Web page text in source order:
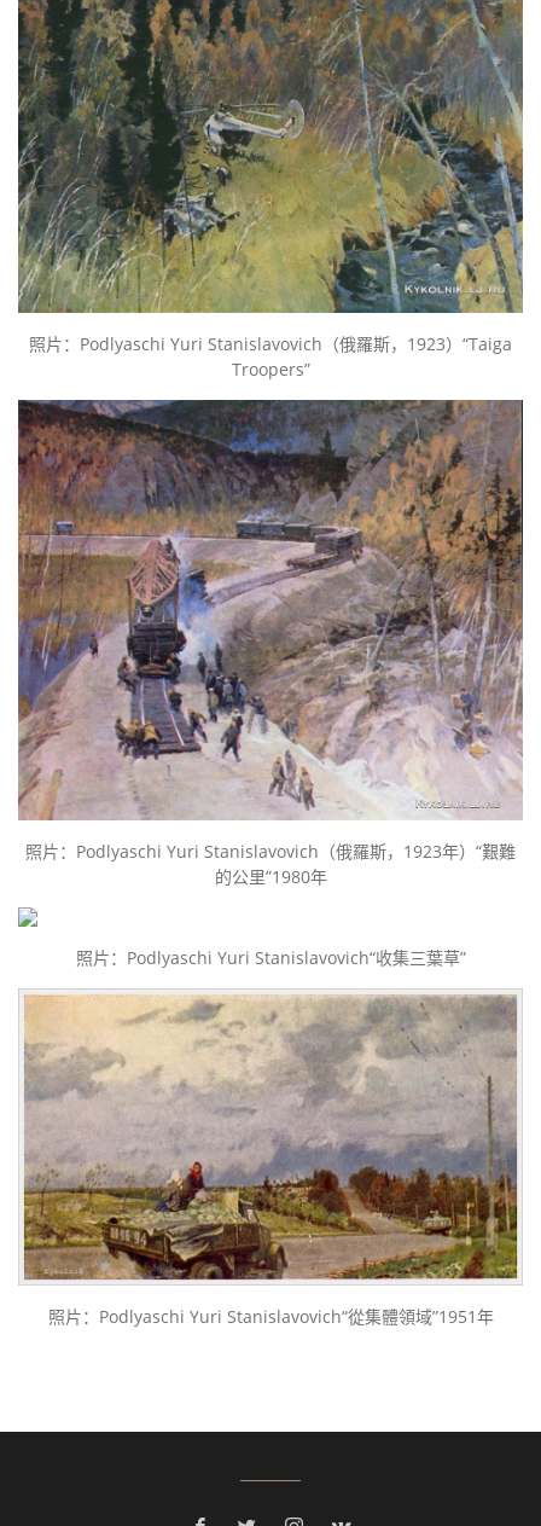
照片：Podlyaschi Yuri Stanislavovich（俄羅斯，1923）“Taiga
Troopers”
照片：Podlyaschi Yuri Stanislavovich（俄羅斯，1923年）“艱難
的公里”1980年
照片：Podlyaschi Yuri Stanislavovich“收集三葉草”
照片：Podlyaschi Yuri Stanislavovich“從集體領域”1951年